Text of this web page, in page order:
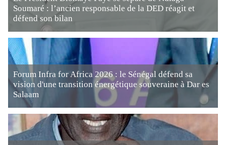
Soumaré : l’ancien responsable de la DED réagit et
défend son bilan
Forum Infra for Africa 2026 : le Sénégal défend sa
vision d'une transition énergétique souveraine à Dar es
Salaam